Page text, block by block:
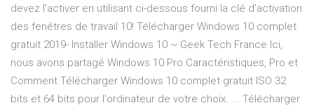
devez l’activer en utilisant ci-dessous fourni la clé d’activation
des fenêtres de travail 10! Télécharger Windows 10 complet
gratuit 2019- Installer Windows 10 ~ Geek Tech France Ici,
nous avons partagé Windows 10 Pro Caractéristiques, Pro et
Comment Télécharger Windows 10 complet gratuit ISO 32
bits et 64 bits pour l'ordinateur de votre choix. ... Télécharger